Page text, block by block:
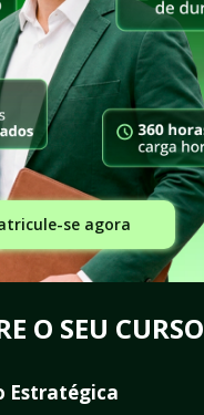
se agora
O SEU CURSO
Estratégica